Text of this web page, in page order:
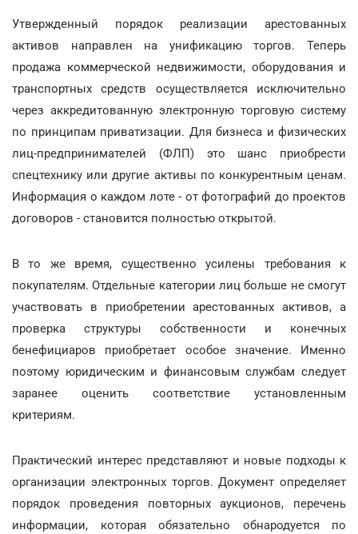
Утвержденный порядок реализации арестованных
активов направлен на унификацию торгов. Теперь
продажа коммерческой недвижимости, оборудования и
транспортных средств осуществляется исключительно
через аккредитованную электронную торговую систему
по принципам приватизации. Для бизнеса и физических
лиц-предпринимателей (ФЛП) это шанс приобрести
спецтехнику или другие активы по конкурентным ценам.
Информация о каждом лоте - от фотографий до проектов
договоров - становится полностью открытой.
В то же время, существенно усилены требования к
покупателям. Отдельные категории лиц больше не смогут
участвовать в приобретении арестованных активов, а
проверка структуры собственности и конечных
бенефициаров приобретает особое значение. Именно
поэтому юридическим и финансовым службам следует
заранее оценить соответствие установленным
критериям.
Практический интерес представляют и новые подходы к
организации электронных торгов. Документ определяет
порядок проведения повторных аукционов, перечень
информации, которая обязательно обнародуется по